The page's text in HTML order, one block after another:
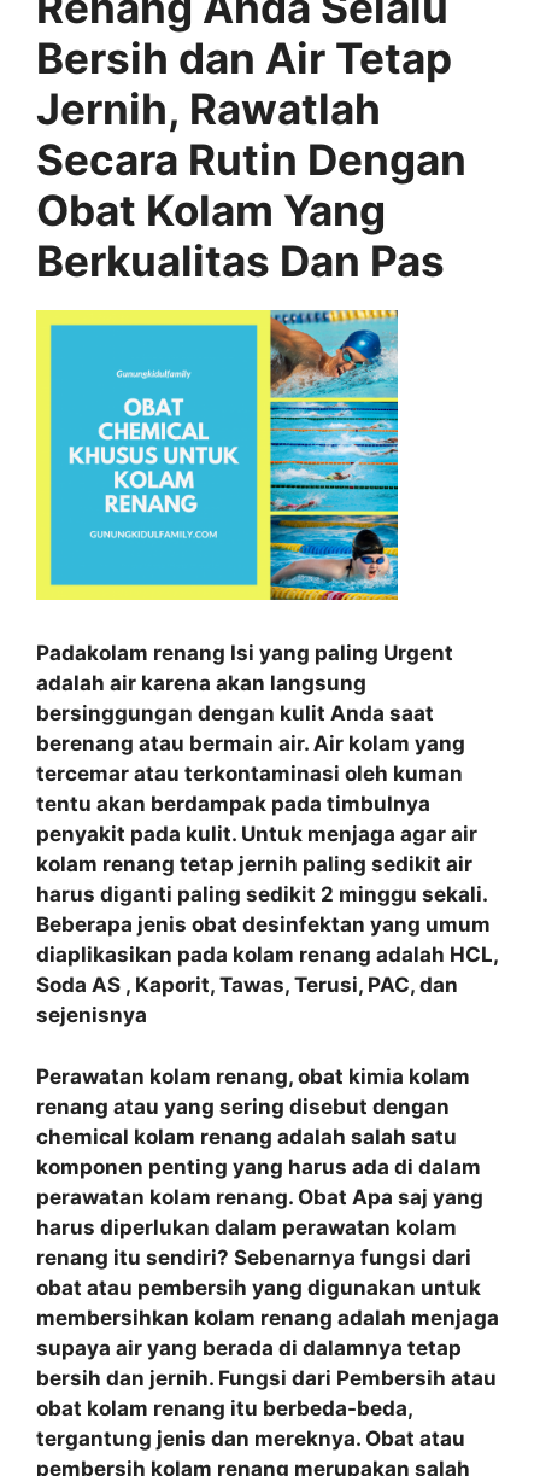
Bersih dan Air Tetap
Jernih, Rawatlah
Secara Rutin Dengan
Obat Kolam Yang
Berkualitas Dan Pas
Padakolam renang Isi yang paling Urgent
adalah air karena akan langsung
bersinggungan dengan kulit Anda saat
berenang atau bermain air. Air kolam yang
tercemar atau terkontaminasi oleh kuman
tentu akan berdampak pada timbulnya
penyakit pada kulit. Untuk menjaga agar air
kolam renang tetap jernih paling sedikit air
harus diganti paling sedikit 2 minggu sekali.
Beberapa jenis obat desinfektan yang umum
diaplikasikan pada kolam renang adalah HCL,
Soda AS , Kaporit, Tawas, Terusi, PAC, dan
sejenisnya
Perawatan kolam renang, obat kimia kolam
renang atau yang sering disebut dengan
chemical kolam renang adalah salah satu
komponen penting yang harus ada di dalam
perawatan kolam renang. Obat Apa saj yang
harus diperlukan dalam perawatan kolam
renang itu sendiri? Sebenarnya fungsi dari
obat atau pembersih yang digunakan untuk
membersihkan kolam renang adalah menjaga
supaya air yang berada di dalamnya tetap
bersih dan jernih. Fungsi dari Pembersih atau
obat kolam renang itu berbeda-beda,
tergantung jenis dan mereknya. Obat atau
pembersih kolam renang merupakan salah